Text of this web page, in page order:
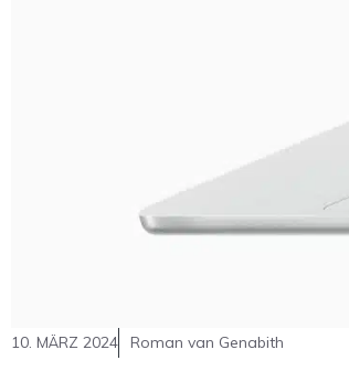
10. MÄRZ 2024 Roman van Genabith